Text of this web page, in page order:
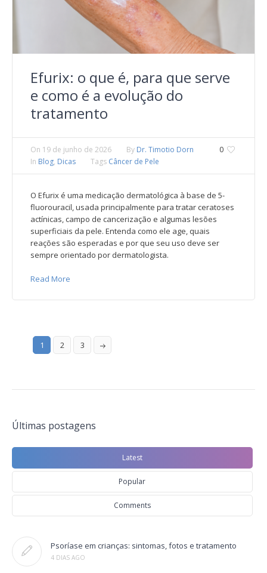
Efurix: o que é, para que serve
e como é a evolução do
tratamento
0
On 19 de junho de 2026 By Dr. Timotio Dorn
In Blog, Dicas Tags Câncer de Pele
O Efurix é uma medicação dermatológica à base de 5-
fluorouracil, usada principalmente para tratar ceratoses
actínicas, campo de cancerização e algumas lesões
superficiais da pele. Entenda como ele age, quais
reações são esperadas e por que seu uso deve ser
sempre orientado por dermatologista.
Read More
1 2 3
Últimas postagens
Latest
Popular
Comments
Psoríase em crianças: sintomas, fotos e tratamento
4 DIAS AGO